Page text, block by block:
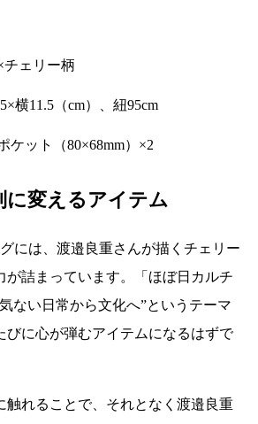
チェリー柄
横11.5（cm）、紐95cm
ケット（80×68mm）×2
に変えるアイテム
には、渡邉良重さんが描くチェリー
が詰まっています。「ほぼ日カルチ
ない日常から文化へ”というテーマ
びに心が弾むアイテムになるはずで
触れることで、それとなく渡邉良重